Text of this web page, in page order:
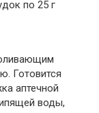
по 25 г
Готовится
аптечной
воды,